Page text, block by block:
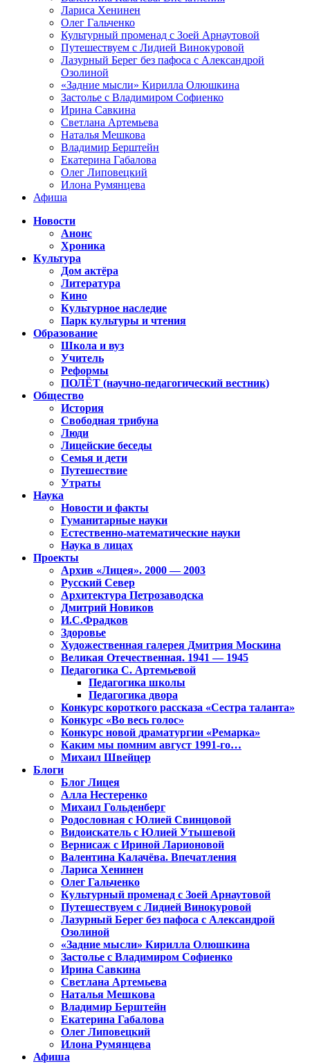
Лариса Хенинен
Олег Гальченко
Культурный променад с Зоей Арнаутовой
Путешествуем с Лидией Винокуровой
Лазурный Берег без пафоса с Александрой
Озолиной
«Задние мысли» Кирилла Олюшкина
Застолье с Владимиром Софиенко
Ирина Савкина
Светлана Артемьева
Наталья Мешкова
Владимир Берштейн
Екатерина Габалова
Олег Липовецкий
Илона Румянцева
Афиша
Новости
Анонс
Хроника
Культура
Дом актёра
Литература
Кино
Культурное наследие
Парк культуры и чтения
Образование
Школа и вуз
Учитель
Реформы
ПОЛЁТ (научно-педагогический вестник)
Общество
История
Свободная трибуна
Люди
Лицейские беседы
Семья и дети
Путешествие
Утраты
Наука
Новости и факты
Гуманитарные науки
Естественно-математические науки
Наука в лицах
Проекты
Архив «Лицея». 2000 — 2003
Русский Север
Архитектура Петрозаводска
Дмитрий Новиков
И.С.Фрадков
Здоровье
Художественная галерея Дмитрия Москина
Великая Отечественная. 1941 — 1945
Педагогика С. Артемьевой
Педагогика школы
Педагогика двора
Конкурс короткого рассказа «Сестра таланта»
Конкурс «Во весь голос»
Конкурс новой драматургии «Ремарка»
Каким мы помним август 1991-го…
Михаил Швейцер
Блоги
Блог Лицея
Алла Нестеренко
Михаил Гольденберг
Родословная с Юлией Свинцовой
Видоискатель с Юлией Утышевой
Вернисаж с Ириной Ларионовой
Валентина Калачёва. Впечатления
Лариса Хенинен
Олег Гальченко
Культурный променад с Зоей Арнаутовой
Путешествуем с Лидией Винокуровой
Лазурный Берег без пафоса с Александрой
Озолиной
«Задние мысли» Кирилла Олюшкина
Застолье с Владимиром Софиенко
Ирина Савкина
Светлана Артемьева
Наталья Мешкова
Владимир Берштейн
Екатерина Габалова
Олег Липовецкий
Илона Румянцева
Афиша